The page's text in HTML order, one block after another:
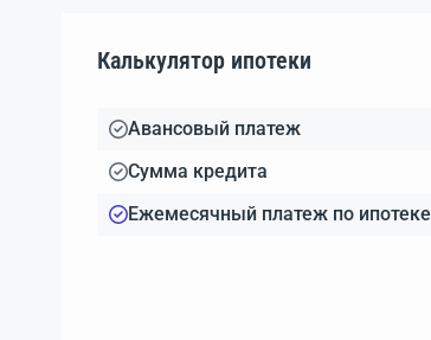
Калькулятор ипотеки
Авансовый платеж
Сумма кредита
Ежемесячный платеж по ипотеке